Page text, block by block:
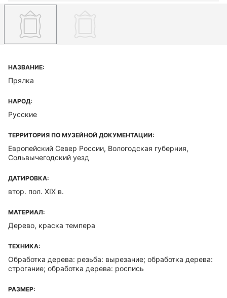
НАЗВАНИЕ:
Прялка
НАРОД:
Русские
ТЕРРИТОРИЯ ПО МУЗЕЙНОЙ ДОКУМЕНТАЦИИ:
Европейский Север России, Вологодская губерния,
Сольвычегодский уезд
ДАТИРОВКА:
втор. пол. ХIХ в.
МАТЕРИАЛ:
Дерево, краска темпера
ТЕХНИКА:
Обработка дерева: резьба: вырезание; обработка дерева:
строгание; обработка дерева: роспись
РАЗМЕР: